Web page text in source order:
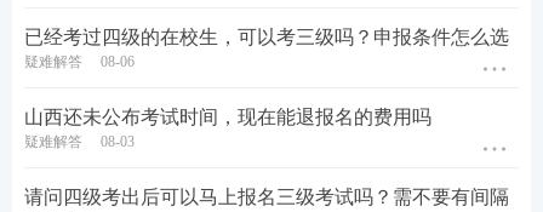
已经考过四级的在校生，可以考三级吗？申报条件怎么选
疑难解答 08-06
山西还未公布考试时间，现在能退报名的费用吗
疑难解答 08-03
请问四级考出后可以马上报名三级考试吗？需不要有间隔